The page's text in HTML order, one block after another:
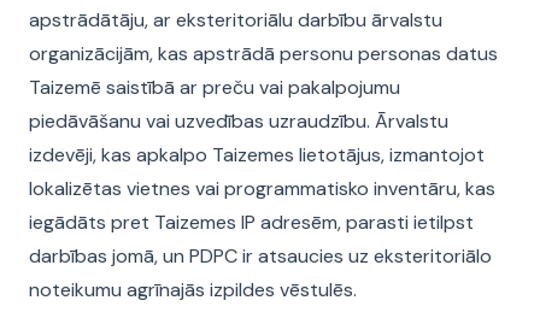
apstrādātāju, ar eksteritoriālu darbību ārvalstu
organizācijām, kas apstrādā personu personas datus
Taizemē saistībā ar preču vai pakalpojumu
piedāvāšanu vai uzvedības uzraudzību. Ārvalstu
izdevēji, kas apkalpo Taizemes lietotājus, izmantojot
lokalizētas vietnes vai programmatisko inventāru, kas
iegādāts pret Taizemes IP adresēm, parasti ietilpst
darbības jomā, un PDPC ir atsaucies uz eksteritoriālo
noteikumu agrīnajās izpildes vēstulēs.